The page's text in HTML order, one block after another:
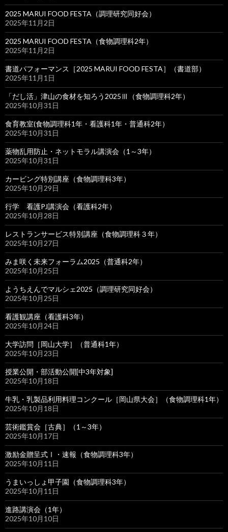
2025 MARUI FOOD FESTA（調理研究同好会）
2025年11月2日
2025 MARUI FOOD FESTA（食物調理科2年）
2025年11月2日
書道パフォーマンス［2025 MARUI FOOD FESTA］（書道部）
2025年11月1日
「だし活」津山の食材を知ろう2025Ⅲ（食物調理科2年）
2025年10月31日
食育教室(食物調理科1年・看護科1年・普通科2年）
2025年10月31日
薬物乱用防止・ネットモラル講演会（1～3年）
2025年10月31日
カービング特別講座（食物調理科3年）
2025年10月29日
行学 看護PJ講演会（看護科2年）
2025年10月28日
レストランサービス特別講座（食物調理科３年）
2025年10月27日
みま咲く未来フォーラム2025（普通科2年）
2025年10月25日
ようちえんでマルシェ2025（調理研究同好会）
2025年10月25日
看護観講座（看護科3年）
2025年10月24日
大学訪問［岡山大学］（普通科1年）
2025年10月23日
授業公開・部活動公開[中3年対象]
2025年10月18日
牛乳・乳製品利用料理コンクール［岡山県大会］（食物調理科1年）
2025年10月18日
芸術鑑賞会［古典］（1～3年）
2025年10月17日
激励金贈呈式Ⅰ・速報（食物調理科3年）
2025年10月11日
うまいっしょ甲子園（食物調理科3年）
2025年10月11日
進路講演会（1年）
2025年10月10日